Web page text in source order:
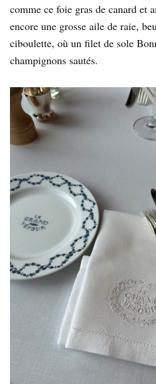
comme ce foie gras de canard et
encore une grosse aile de raie,
ciboulette, où un filet de sole
champignons sautés.